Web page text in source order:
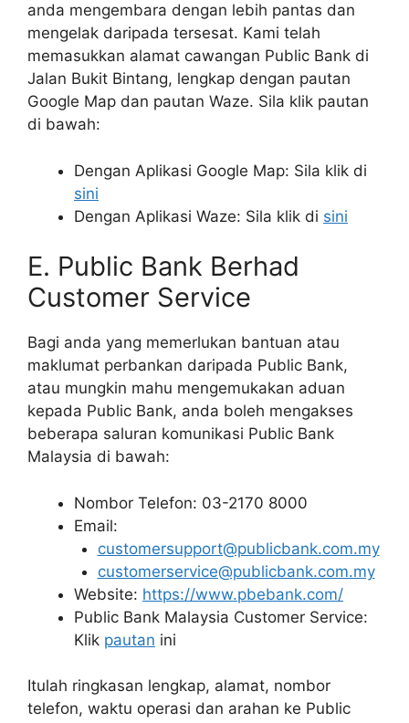
anda mengembara dengan lebih pantas dan
mengelak daripada tersesat. Kami telah
memasukkan alamat cawangan Public Bank di
Jalan Bukit Bintang, lengkap dengan pautan
Google Map dan pautan Waze. Sila klik pautan
di bawah:
Dengan Aplikasi Google Map: Sila klik di
sini
Dengan Aplikasi Waze: Sila klik di sini
E. Public Bank Berhad
Customer Service
Bagi anda yang memerlukan bantuan atau
maklumat perbankan daripada Public Bank,
atau mungkin mahu mengemukakan aduan
kepada Public Bank, anda boleh mengakses
beberapa saluran komunikasi Public Bank
Malaysia di bawah:
Nombor Telefon: 03-2170 8000
Email:
customersupport@publicbank.com.my
customerservice@publicbank.com.my
Website: https://www.pbebank.com/
Public Bank Malaysia Customer Service:
Klik pautan ini
Itulah ringkasan lengkap, alamat, nombor
telefon, waktu operasi dan arahan ke Public